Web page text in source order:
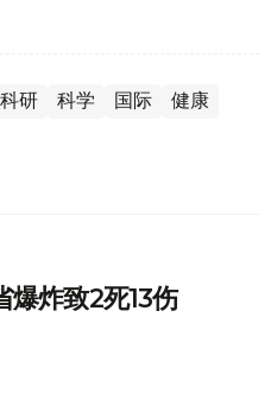
科研 科学 国际 健康
爆炸致2死13伤